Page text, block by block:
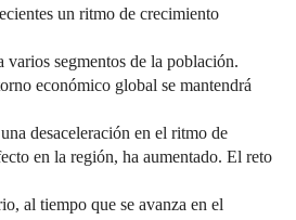
un ritmo de crecimiento
varios segmentos de la población.
económico global se mantendrá
desaceleración en el ritmo de
en la región, ha aumentado. El reto
al tiempo que se avanza en el